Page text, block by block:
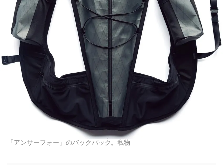
「アンサーフォー」のバックパック。私物